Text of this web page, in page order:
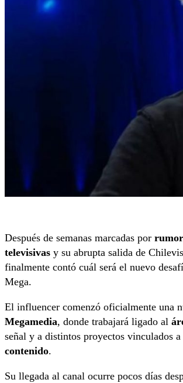
Después de semanas marcadas por
televisivas y su abrupta salida de
finalmente contó cuál será el nuevo
Mega.
El influencer comenzó oficialmente una
Megamedia, donde trabajará ligado al
señal y a distintos proyectos vinculados a
contenido.
Su llegada al canal ocurre pocos días